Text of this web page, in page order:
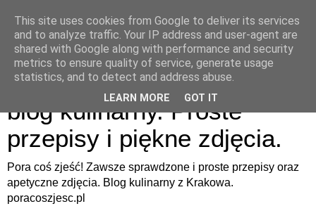
Pora coś zjeść - apetyczny
blog kulinarny. Proste
przepisy i piękne zdjęcia.
Pora coś zjeść! Zawsze sprawdzone i proste przepisy oraz
apetyczne zdjęcia. Blog kulinarny z Krakowa.
poracoszjesc.pl
This site uses cookies from Google to deliver its services
and to analyze traffic. Your IP address and user-agent are
shared with Google along with performance and security
metrics to ensure quality of service, generate usage
statistics, and to detect and address abuse.
LEARN MORE GOT IT